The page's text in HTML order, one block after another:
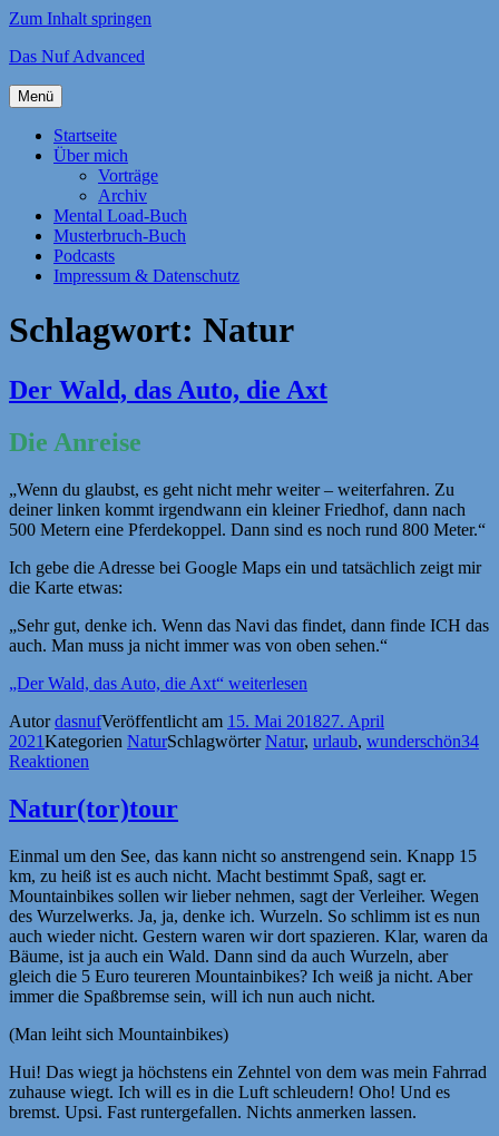
Zum Inhalt springen
Das Nuf Advanced
Menü
Startseite
Über mich
Vorträge
Archiv
Mental Load-Buch
Musterbruch-Buch
Podcasts
Impressum & Datenschutz
Schlagwort: Natur
Der Wald, das Auto, die Axt
Die Anreise
„Wenn du glaubst, es geht nicht mehr weiter – weiterfahren. Zu
deiner linken kommt irgendwann ein kleiner Friedhof, dann nach
500 Metern eine Pferdekoppel. Dann sind es noch rund 800 Meter.“
Ich gebe die Adresse bei Google Maps ein und tatsächlich zeigt mir
die Karte etwas:
„Sehr gut, denke ich. Wenn das Navi das findet, dann finde ICH das
auch. Man muss ja nicht immer was von oben sehen.“
„Der Wald, das Auto, die Axt“ weiterlesen
AutordasnufVeröffentlicht am 15. Mai 201827. April
2021Kategorien NaturSchlagwörterNatur, urlaub, wunderschön34
Reaktionen
Natur(tor)tour
Einmal um den See, das kann nicht so anstrengend sein. Knapp 15
km, zu heiß ist es auch nicht. Macht bestimmt Spaß, sagt er.
Mountainbikes sollen wir lieber nehmen, sagt der Verleiher. Wegen
des Wurzelwerks. Ja, ja, denke ich. Wurzeln. So schlimm ist es nun
auch wieder nicht. Gestern waren wir dort spazieren. Klar, waren da
Bäume, ist ja auch ein Wald. Dann sind da auch Wurzeln, aber
gleich die 5 Euro teureren Mountainbikes? Ich weiß ja nicht. Aber
immer die Spaßbremse sein, will ich nun auch nicht.
(Man leiht sich Mountainbikes)
Hui! Das wiegt ja höchstens ein Zehntel von dem was mein Fahrrad
zuhause wiegt. Ich will es in die Luft schleudern! Oho! Und es
bremst. Upsi. Fast runtergefallen. Nichts anmerken lassen.